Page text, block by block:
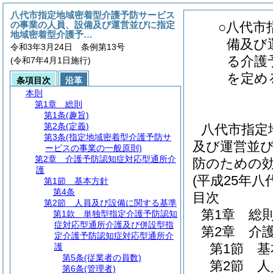
○八代市
備及び
る介護
を定め
八代市指
及び運営並
防のための
(平成25年八
目次
第1章
総
第2章
介
第1節
第2節
八代市指定地域密着型介護予防サービス
の事業の人員、設備及び運営並びに指定
地域密着型介護予…
令和3年3月24日 条例第13号
(令和7年4月1日施行)
条項目次
沿革
本則
第1章
総則
第1条(趣旨)
第2条(定義)
第3条(指定地域密着型介護予防サ
ービスの事業の一般原則)
第2章
介護予防認知症対応型通所介
護
第1節
基本方針
第4条
第2節
人員及び設備に関する基準
第1款
単独型指定介護予防認知
症対応型通所介護及び併設型指
定介護予防認知症対応型通所介
護
第5条(従業者の員数)
第6条(管理者)